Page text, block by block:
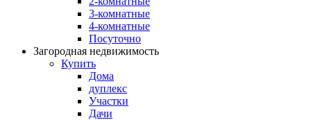
3-комнатные
4-комнатные
Посуточно
Загородная недвижимость
Купить
Дома
дуплекс
Участки
Дачи